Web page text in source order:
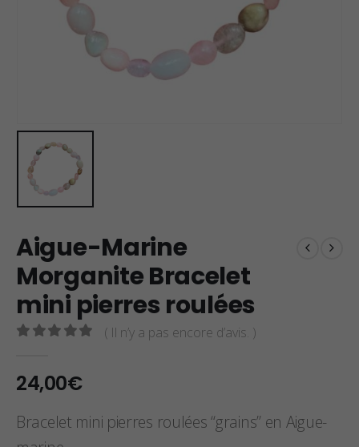
Aigue-Marine
Morganite Bracelet
mini pierres roulées
( Il n’y a pas encore d’avis. )
24,00€
Bracelet mini pierres roulées “grains” en Aigue-